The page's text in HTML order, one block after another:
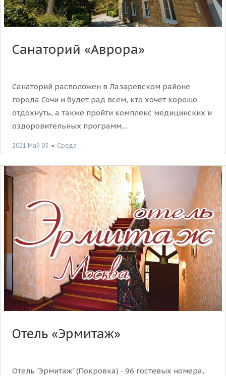
Санаторий «Аврора»
Санаторий расположен в Лазаревском районе
города Сочи и будет рад всем, кто хочет хорошо
отдохнуть, а также пройти комплекс медицинских и
оздоровительных программ....
2021 Май 05 ● Среда
Отель «Эрмитаж»
Отель "Эрмитаж" (Покровка) - 96 гостевых номера,